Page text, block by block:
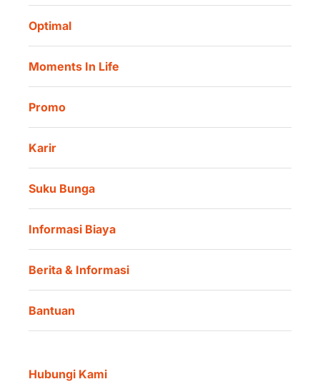
Danamon Digital Onboarding
Danamon QR Merchant
Optimal
Moments In Life
Promo
Karir
Suku Bunga
Informasi Biaya
Berita & Informasi
Bantuan
Hubungi Kami